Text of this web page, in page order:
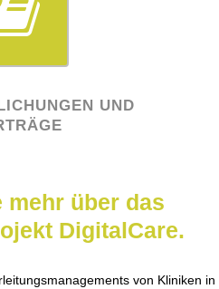
UND
mehr über das
DigitalCare.
von Kliniken in